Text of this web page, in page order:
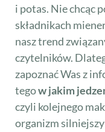
i potas. Nie chcąc
składnikach
nasz trend
czytelników.
zapoznać Was z
tegow jakim
czyli kolejnego
organizm